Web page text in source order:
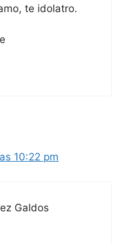
te idolatro.
10:22 pm
Galdos